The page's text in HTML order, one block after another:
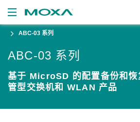
品
决方案
持
ABC-03 系列
ABC-03 系列
基于 MicroSD 的配置备份和恢
管型交换机和 WLAN 产品
查看询价